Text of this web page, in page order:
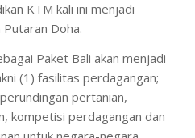
KTM kali ini menjadi
Doha.
Paket Bali akan menjadi
(1) fasilitas perdagangan;
pertanian,
kompetisi perdagangan dan